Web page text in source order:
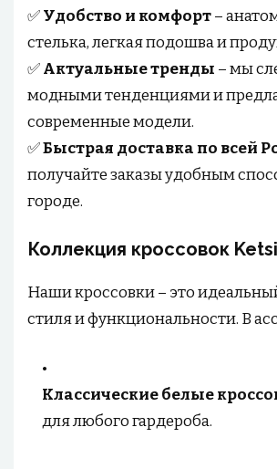
✅Удобство и комфорт–
стелька, легкая подошва и
✅Актуальные тренды – мы
модными тенденциями и
современные модели.
✅Быстрая доставка по всей
получайте заказы удобным
городе.
Коллекция кроссовок Ketsi
Наши кроссовки – это
стиля и функциональности. В
Классические белые
для любого гардероба.